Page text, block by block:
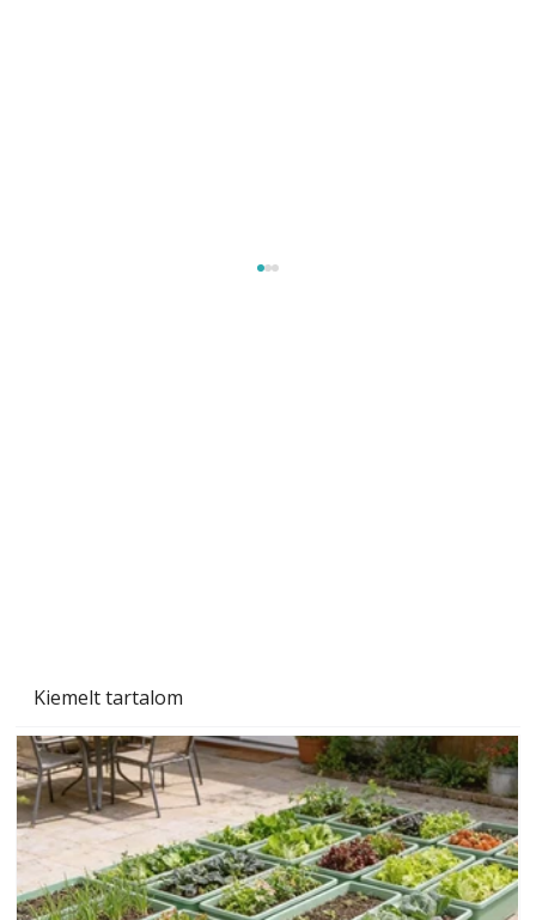
Kiemelt tartalom